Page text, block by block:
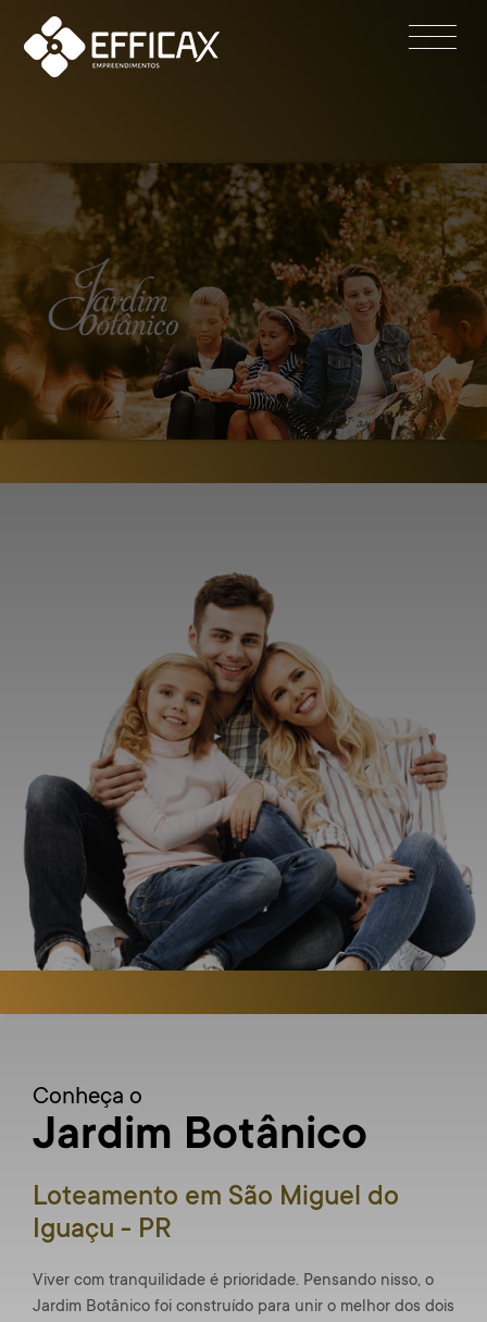
Conheça o
Jardim Botânico
Loteamento em São Miguel do
Iguaçu - PR
Viver com tranquilidade é prioridade. Pensando nisso, o
Jardim Botânico foi construído para unir o melhor dos dois